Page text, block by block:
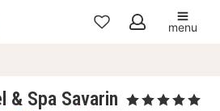
Mijn
menu
& Spa Savarin , 5 Sterren